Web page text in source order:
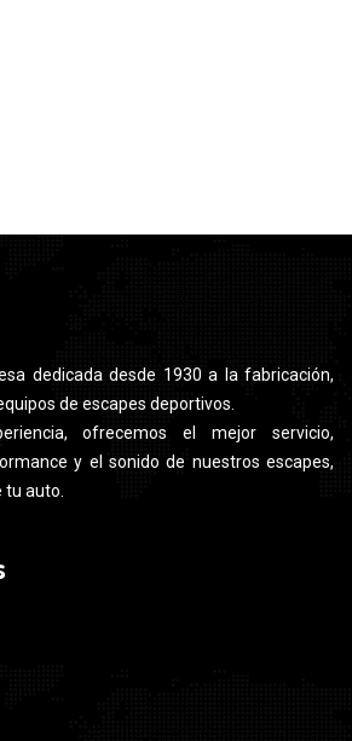
dedicada desde 1930 a la fabricación,
de escapes deportivos.
ofrecemos el mejor servicio,
y el sonido de nuestros escapes,
auto.